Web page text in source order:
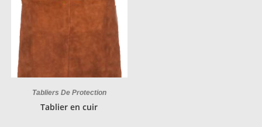
Tabliers De Protection
Tablier en cuir